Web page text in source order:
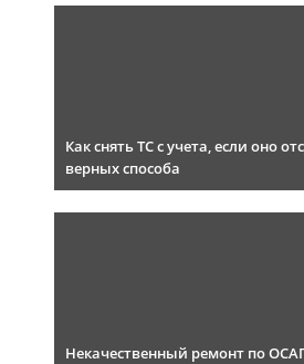
Как снять ТС с учета, если оно
верных способа
Некачественный ремонт по